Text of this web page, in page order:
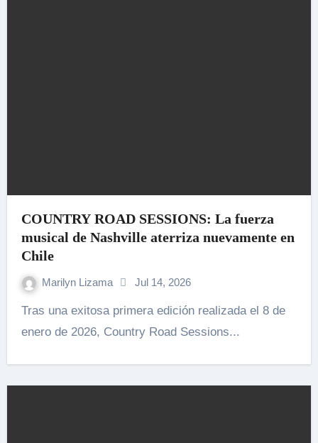
COUNTRY ROAD SESSIONS: La fuerza
musical de Nashville aterriza nuevamente en
Chile
Marilyn Lizama Jul 14, 2026
Tras una exitosa primera edición realizada el 8 de
enero de 2026, Country Road Sessions...